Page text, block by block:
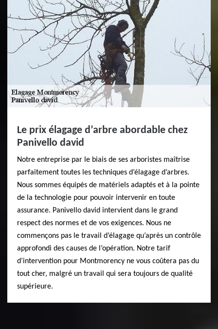
Le prix élagage d’arbre abordable chez
Panivello david
Notre entreprise par le biais de ses arboristes maîtrise
parfaitement toutes les techniques d’élagage d’arbres.
Nous sommes équipés de matériels adaptés et à la pointe
de la technologie pour pouvoir intervenir en toute
assurance. Panivello david intervient dans le grand
respect des normes et de vos exigences. Nous ne
commençons pas le travail d’élagage qu’après un contrôle
approfondi des causes de l’opération. Notre tarif
d’intervention pour Montmorency ne vous coûtera pas du
tout cher, malgré un travail qui sera toujours de qualité
supérieure.